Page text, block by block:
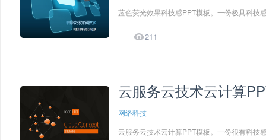
蓝色荧光效果科技感PPT模板。一份极具科技
211
云服务云技术云计算
网络科技
云服务云技术云计算PPT模板。一份很有科技